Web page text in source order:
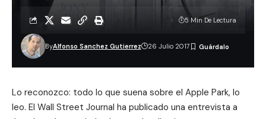
ByAlfonso Sanchez Gutierrez 26 Julio 2017
5 Min De Lectura
Lo reconozco: todo lo que suena sobre el Apple Park, lo
leo. El Wall Street Journal ha publicado una entrevista a